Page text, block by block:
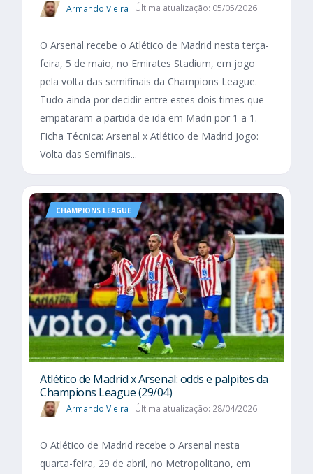
Armando Vieira Última atualização: 05/05/2026
O Arsenal recebe o Atlético de Madrid nesta terça-
feira, 5 de maio, no Emirates Stadium, em jogo
pela volta das semifinais da Champions League.
Tudo ainda por decidir entre estes dois times que
empataram a partida de ida em Madri por 1 a 1.
Ficha Técnica: Arsenal x Atlético de Madrid Jogo:
Volta das Semifinais...
CHAMPIONS LEAGUE
Atlético de Madrid x Arsenal: odds e palpites da
Champions League (29/04)
Armando Vieira Última atualização: 28/04/2026
O Atlético de Madrid recebe o Arsenal nesta
quarta-feira, 29 de abril, no Metropolitano, em